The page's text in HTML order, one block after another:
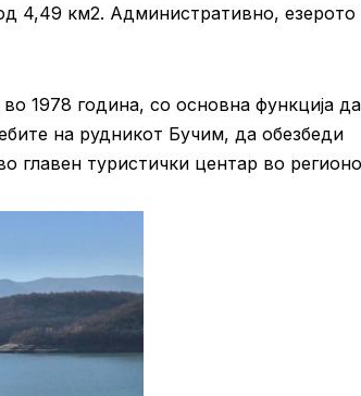
4,49 км2. Административно, езерото
1978 година, со основна функција
на рудникот Бучим, да обезбеди
главен туристички центар во